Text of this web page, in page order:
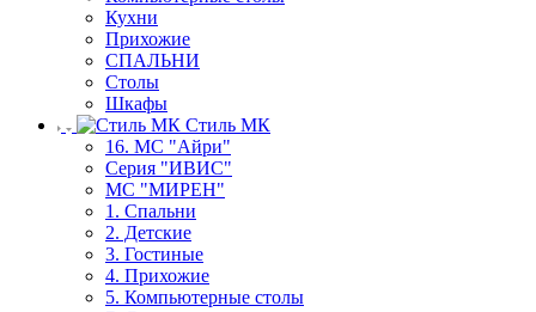
Кухни
Прихожие
СПАЛЬНИ
Столы
Шкафы
Стиль МК
16. МС "Айри"
Серия "ИВИС"
МС "МИРЕН"
1. Спальни
2. Детские
3. Гостиные
4. Прихожие
5. Компьютерные столы